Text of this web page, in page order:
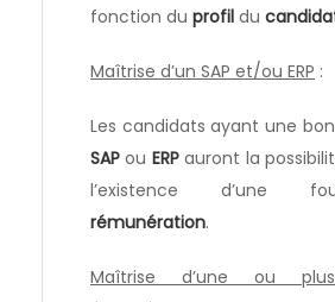
fonction du profil du
Maîtrise d’un SAP et/ou ERP :
Les candidats ayant une
SAP ou ERPauront la
l’existence d’une
rémunération.
Maîtrise d’une ou